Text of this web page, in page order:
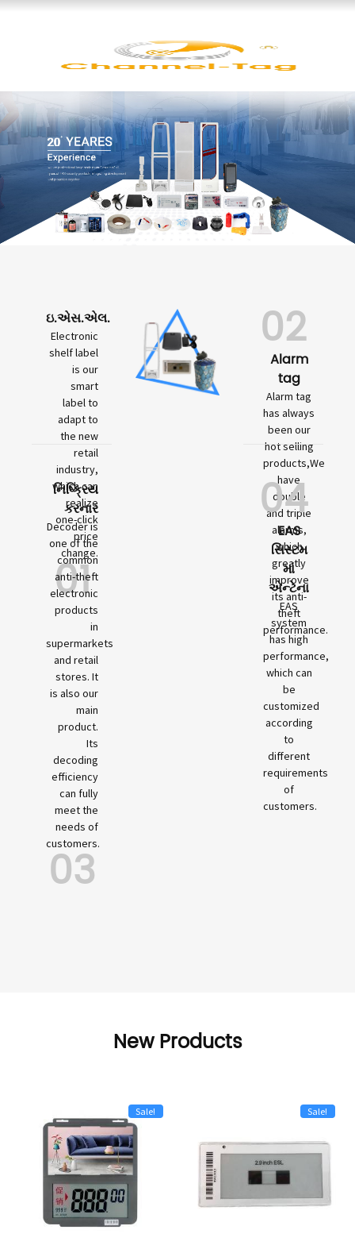
ઇ.એસ.એલ.
Electronic
shelf label
is our
smart
label to
adapt to
the new
retail
industry,
which can
realize
one-click
price
change.
01
નિષ્ક્રિય
કરનાર
Decoder is
one of the
common
anti-theft
electronic
products
in
supermarkets
and retail
stores. It
is also our
main
product.
Its
decoding
efficiency
can fully
meet the
needs of
customers.
03
02
Alarm
tag
Alarm tag
has always
been our
hot selling
products,We
have
double
and triple
alarms,
which
greatly
improve
its anti-
theft
performance.
04
EAS
સિસ્ટમ
માં
એન્ટેના
EAS
system
has high
performance,
which can
be
customized
according
to
different
requirements
of
customers.
New Products
Sale! Sale!